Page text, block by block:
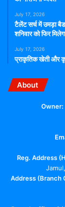
July 17, 2026
टैलेंट सर्च में उमड़ा
शनिवार को फिर
July 17, 2026
प्राकृतिक खेती और
About
Owner:
Reg. Address
Address (Branch